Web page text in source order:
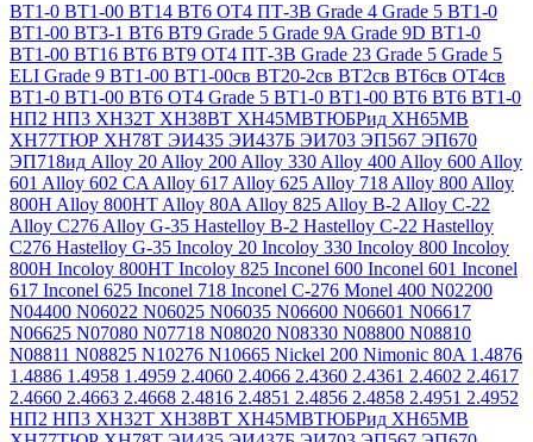
ВТ1-0 ВТ1-00 ВТ14 ВТ6 ОТ4 ПТ-3В Grade 4 Grade 5 ВТ1-0
ВТ1-00 ВТ3-1 ВТ6 ВТ9 Grade 5 Grade 9A Grade 9D ВТ1-0
ВТ1-00 ВТ16 ВТ6 ВТ9 ОТ4 ПТ-3В Grade 23 Grade 5 Grade 5
ELI Grade 9 ВТ1-00 ВТ1-00св ВТ20-2св ВТ2св ВТ6св ОТ4св
ВТ1-0 ВТ1-00 ВТ6 ОТ4 Grade 5 ВТ1-0 ВТ1-00 ВТ6 ВТ6 ВТ1-0
НП2 НП3 ХН32Т ХН38ВТ ХН45МВТЮБРид ХН65МВ
ХН77ТЮР ХН78Т ЭИ435 ЭИ437Б ЭИ703 ЭП567 ЭП670
ЭП718ид Alloy 20 Alloy 200 Alloy 330 Alloy 400 Alloy 600 Alloy
601 Alloy 602 CA Alloy 617 Alloy 625 Alloy 718 Alloy 800 Alloy
800H Alloy 800HT Alloy 80A Alloy 825 Alloy B-2 Alloy C-22
Alloy C276 Alloy G-35 Hastelloy B-2 Hastelloy C-22 Hastelloy
C276 Hastelloy G-35 Incoloy 20 Incoloy 330 Incoloy 800 Incoloy
800H Incoloy 800HT Incoloy 825 Inconel 600 Inconel 601 Inconel
617 Inconel 625 Inconel 718 Inconel C-276 Monel 400 N02200
N04400 N06022 N06025 N06035 N06600 N06601 N06617
N06625 N07080 N07718 N08020 N08330 N08800 N08810
N08811 N08825 N10276 N10665 Nickel 200 Nimonic 80A 1.4876
1.4886 1.4958 1.4959 2.4060 2.4066 2.4360 2.4361 2.4602 2.4617
2.4660 2.4663 2.4668 2.4816 2.4851 2.4856 2.4858 2.4951 2.4952
НП2 НП3 ХН32Т ХН38ВТ ХН45МВТЮБРид ХН65МВ